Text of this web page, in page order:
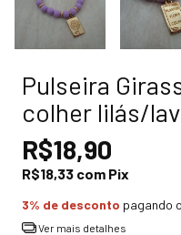
Pulseira
colher lilás/
R$18,90
R$18,33 com Pix
3% de desconto pagando
Ver mais detalhes